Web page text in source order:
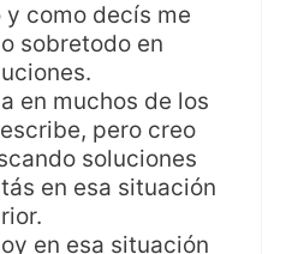
como decís me
sobretodo en
en muchos de los
pero creo
soluciones
en esa situación
en esa situación